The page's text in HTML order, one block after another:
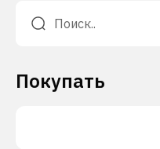
Покупать